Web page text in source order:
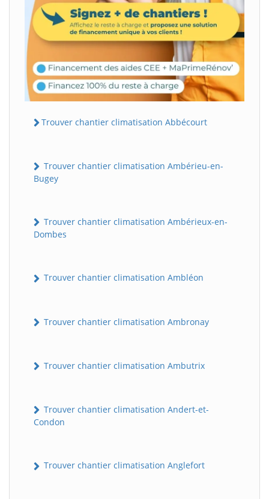
Trouver chantier climatisation Abbécourt
Trouver chantier climatisation Ambérieu-en-
Bugey
Trouver chantier climatisation Ambérieux-en-
Dombes
Trouver chantier climatisation Ambléon
Trouver chantier climatisation Ambronay
Trouver chantier climatisation Ambutrix
Trouver chantier climatisation Andert-et-
Condon
Trouver chantier climatisation Anglefort